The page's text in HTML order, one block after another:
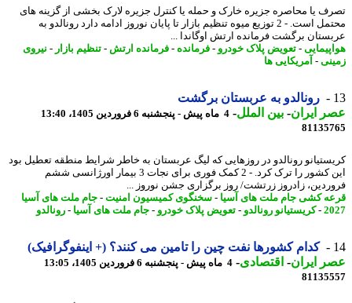
یا محاصره جزیره خارک و حمله یا کنترل جزیره لارک بخشی از گزینه های
محتمل است. - 2 توزیع میوه تنظیم بازار تا پایان نوروز ادامه دارد رونالدو به
برگشت فرمانده ارتش اوگاندا ...
-تعویض پلاک خودرو-فرمانده-فرمانده ارتش -تنظیم بازار - نیروی
-آمریکایی ها
رونالدو به عربستان برگشت
ایران- بین الملل-4 ماه پیش - پنجشنبه 6 فروردین 1405، 13:40
رونالدو در روزهایی که لیگ عربستان به خاطر شرایط منطقه تعطیل بود
این کشور را ترک کرد. - 2 کمک فوری برای نجات 3 بیمار اورژانسی ششم
زادروز زرتشت/ روز برگزاری جشن نوروز ...
کشی جام ملت های آسیا -سخنگوی کمیسیون امنیت-جام ملت های آسیا
-کریستیانو رونالدو-تعویض پلاک خودرو-جام ملت های آسیا -رونالدو
کدام کشورها نفت چین را تامین می کنند؟ (+ اینفوگرافیک)
ایران- اقتصادی-4 ماه پیش - پنجشنبه 6 فروردین 1405، 13:05